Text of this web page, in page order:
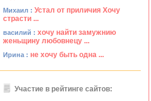
Михаил : Устал от приличия Хочу
страсти ...
василий : хочу найти замужнию
женьщину любовнецу ...
Ирина : не хочу быть одна ...
Участие в рейтинге сайтов: